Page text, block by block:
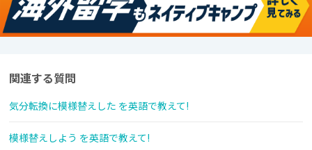
関連する質問
気分転換に模様替えした を英語で教えて!
模様替えしよう を英語で教えて!